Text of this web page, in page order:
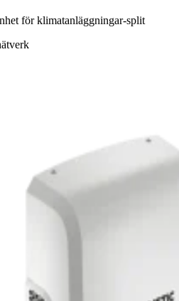
för klimatanläggningar-split